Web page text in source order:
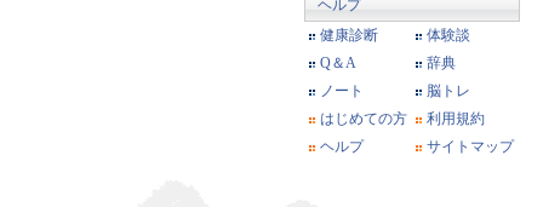
ヘルプ
健康診断
体験談
Q＆A
辞典
ノート
脳トレ
はじめての方
利用規約
ヘルプ
サイトマップ